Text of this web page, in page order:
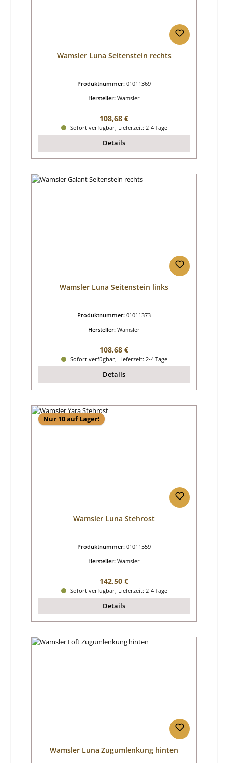
Wamsler Luna Seitenstein rechts
Produktnummer: 01011369
Hersteller: Wamsler
Regulärer Preis:
108,68 €
Sofort verfügbar, Lieferzeit: 2-4 Tage
Details
Wamsler Luna Seitenstein links
Produktnummer: 01011373
Hersteller: Wamsler
Regulärer Preis:
108,68 €
Sofort verfügbar, Lieferzeit: 2-4 Tage
Details
Nur 10 auf Lager!
Wamsler Luna Stehrost
Produktnummer: 01011559
Hersteller: Wamsler
Regulärer Preis:
142,50 €
Sofort verfügbar, Lieferzeit: 2-4 Tage
Details
Wamsler Luna Zugumlenkung hinten